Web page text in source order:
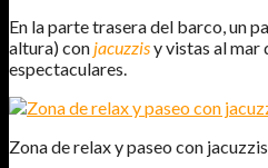
En la parte trasera del barco, un
altura) con jacuzzisy vistas al mar
espectaculares.
Zona de relax y paseo con